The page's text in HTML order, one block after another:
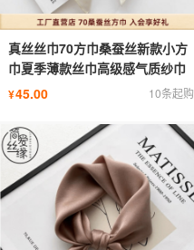
真丝丝巾70方巾桑蚕丝新款小方
巾夏季薄款丝巾高级感气质纱巾
¥45.00 10条起购